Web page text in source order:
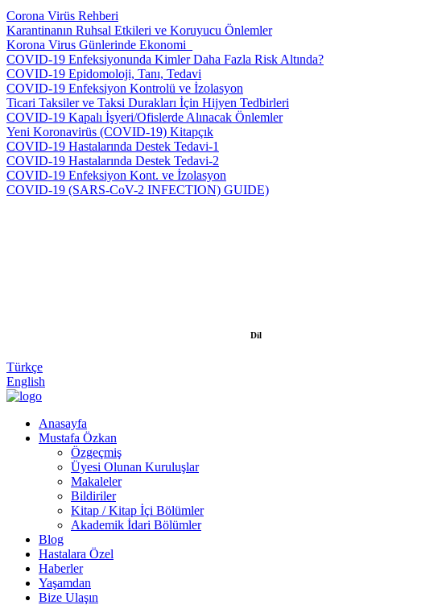
Corona Virüs Rehberi
Karantinanın Ruhsal Etkileri ve Koruyucu Önlemler
Korona Virus Günlerinde Ekonomi_
COVID-19 Enfeksiyonunda Kimler Daha Fazla Risk Altında?
COVID-19 Epidomoloji, Tanı, Tedavi
COVID-19 Enfeksiyon Kontrolü ve İzolasyon
Ticari Taksiler ve Taksi Durakları İçin Hijyen Tedbirleri
COVID-19 Kapalı İşyeri/Ofislerde Alınacak Önlemler
Yeni Koronavirüs (COVID-19) Kitapçık
COVID-19 Hastalarında Destek Tedavi-1
COVID-19 Hastalarında Destek Tedavi-2
COVID-19 Enfeksiyon Kont. ve İzolasyon
COVID-19 (SARS-CoV-2 INFECTION) GUIDE)
Dil
Türkçe
English
Anasayfa
Mustafa Özkan
Özgeçmiş
Üyesi Olunan Kuruluşlar
Makaleler
Bildiriler
Kitap / Kitap İçi Bölümler
Akademik İdari Bölümler
Blog
Hastalara Özel
Haberler
Yaşamdan
Bize Ulaşın